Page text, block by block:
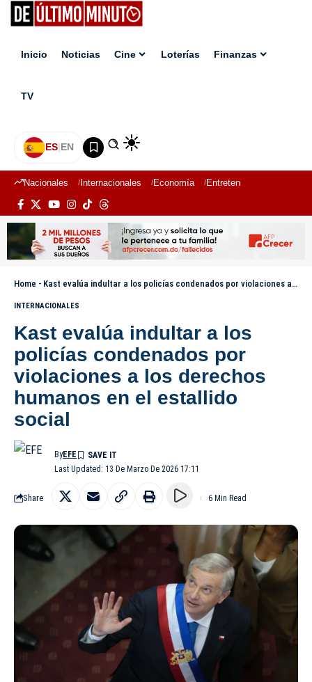
Inicio Noticias Cine Loterías Finanzas
TV
ES|EN
Nacionales Internacionales Economía Entretenimiento
Home - Kast evalúa indultar a los policías condenados por violaciones a los derechos humanos en el estallido social
INTERNACIONALES
Kast evalúa indultar a los
policías condenados por
violaciones a los derechos
humanos en el estallido
social
Last Updated: 13 De Marzo De 2026 17:11
ByEFE
Share 6 Min Read